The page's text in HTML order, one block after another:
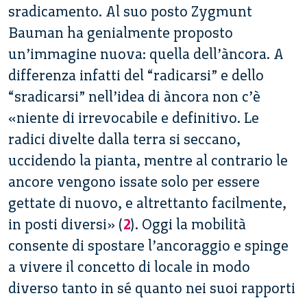
sradicamento. Al suo posto Zygmunt
Bauman ha genialmente proposto
un’immagine nuova: quella dell’àncora. A
differenza infatti del “radicarsi” e dello
“sradicarsi” nell’idea di àncora non c’è
«niente di irrevocabile e definitivo. Le
radici divelte dalla terra si seccano,
uccidendo la pianta, mentre al contrario le
ancore vengono issate solo per essere
gettate di nuovo, e altrettanto facilmente,
in posti diversi» (2). Oggi la mobilità
consente di spostare l’ancoraggio e spinge
a vivere il concetto di locale in modo
diverso tanto in sé quanto nei suoi rapporti